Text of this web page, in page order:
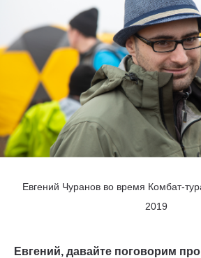
Евгений Чуранов во время Комбат-
2019
Евгений, давайте поговорим